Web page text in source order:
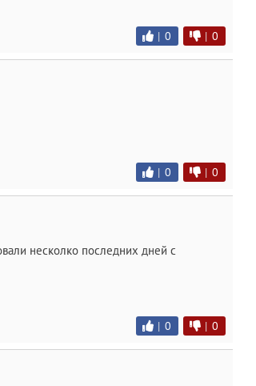
| 0 | 0
| 0 | 0
несколко последних дней с
| 0 | 0